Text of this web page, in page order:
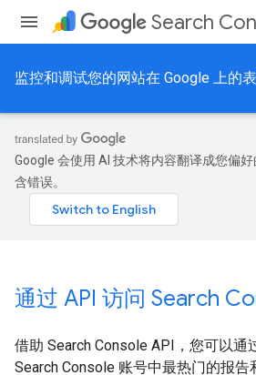
Search
监控和调试您的网站在 Google 上的
Google 会使用 AI 技术将内容翻译成您偏
含错误。
通过 API 访问 Search
借助 Search Console API，您可以通
Search Console 账号中最热门的报